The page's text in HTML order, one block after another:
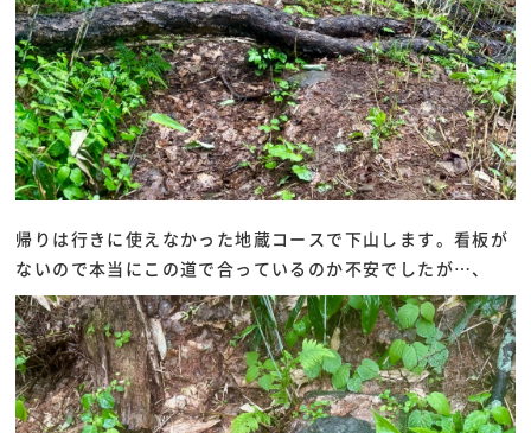
帰りは行きに使えなかった地蔵コースで下山します。看板が
ないので本当にこの道で合っているのか不安でしたが…、